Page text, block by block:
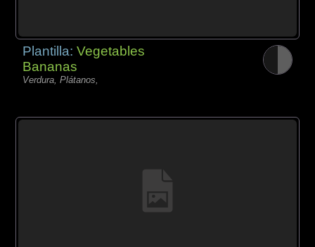
Plantilla:Vegetables
Bananas
Verdura, Plátanos,